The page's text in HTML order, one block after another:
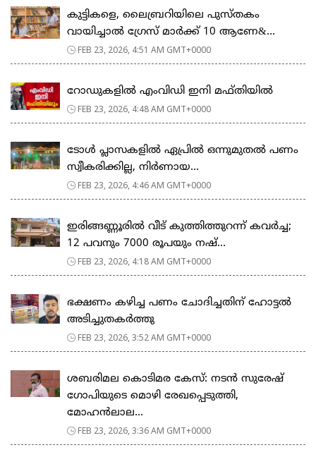
കുട്ടികളെ, ലൈബ്രറിയിലെ പുസ്തകം
വായിച്ചാല്‍ ഗ്രേസ് മാര്‍ക്ക് 10 ആണേ&...
FEB 23, 2026, 4:51 AM GMT+0000
റോഡുകളില്‍ എംവിഡി ഇനി മഫ്തിയില്‍
FEB 23, 2026, 4:48 AM GMT+0000
ടോള്‍ പ്ലാസകളില്‍ ഏപ്രില്‍ ഒന്നുമുതല്‍ പണം
സ്വീകരിക്കില്ല, നിര്‍ണായ...
FEB 23, 2026, 4:46 AM GMT+0000
ഇരിങ്ങണ്ണൂരിൽ വീട് കുത്തിത്തുറന്ന് കവർച്ച;
12 പവനും 7000 രൂപയും നഷ്...
FEB 23, 2026, 4:18 AM GMT+0000
ഭക്ഷണം കഴിച്ച പണം ചോദിച്ചതിന് ഹോട്ടൽ
അടിച്ചുതകർത്തു
FEB 23, 2026, 3:52 AM GMT+0000
ശബരിമല കൊടിമര കേസ്: നടൻ സുരേഷ്
ഗോപിയുടെ മൊഴി രേഖപ്പെടുത്തി,
മോഹൻലാല...
FEB 23, 2026, 3:36 AM GMT+0000